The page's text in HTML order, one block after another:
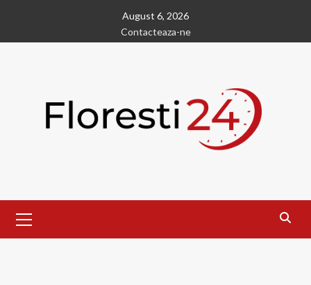
content
August 6, 2026
Contacteaza-ne
Menu